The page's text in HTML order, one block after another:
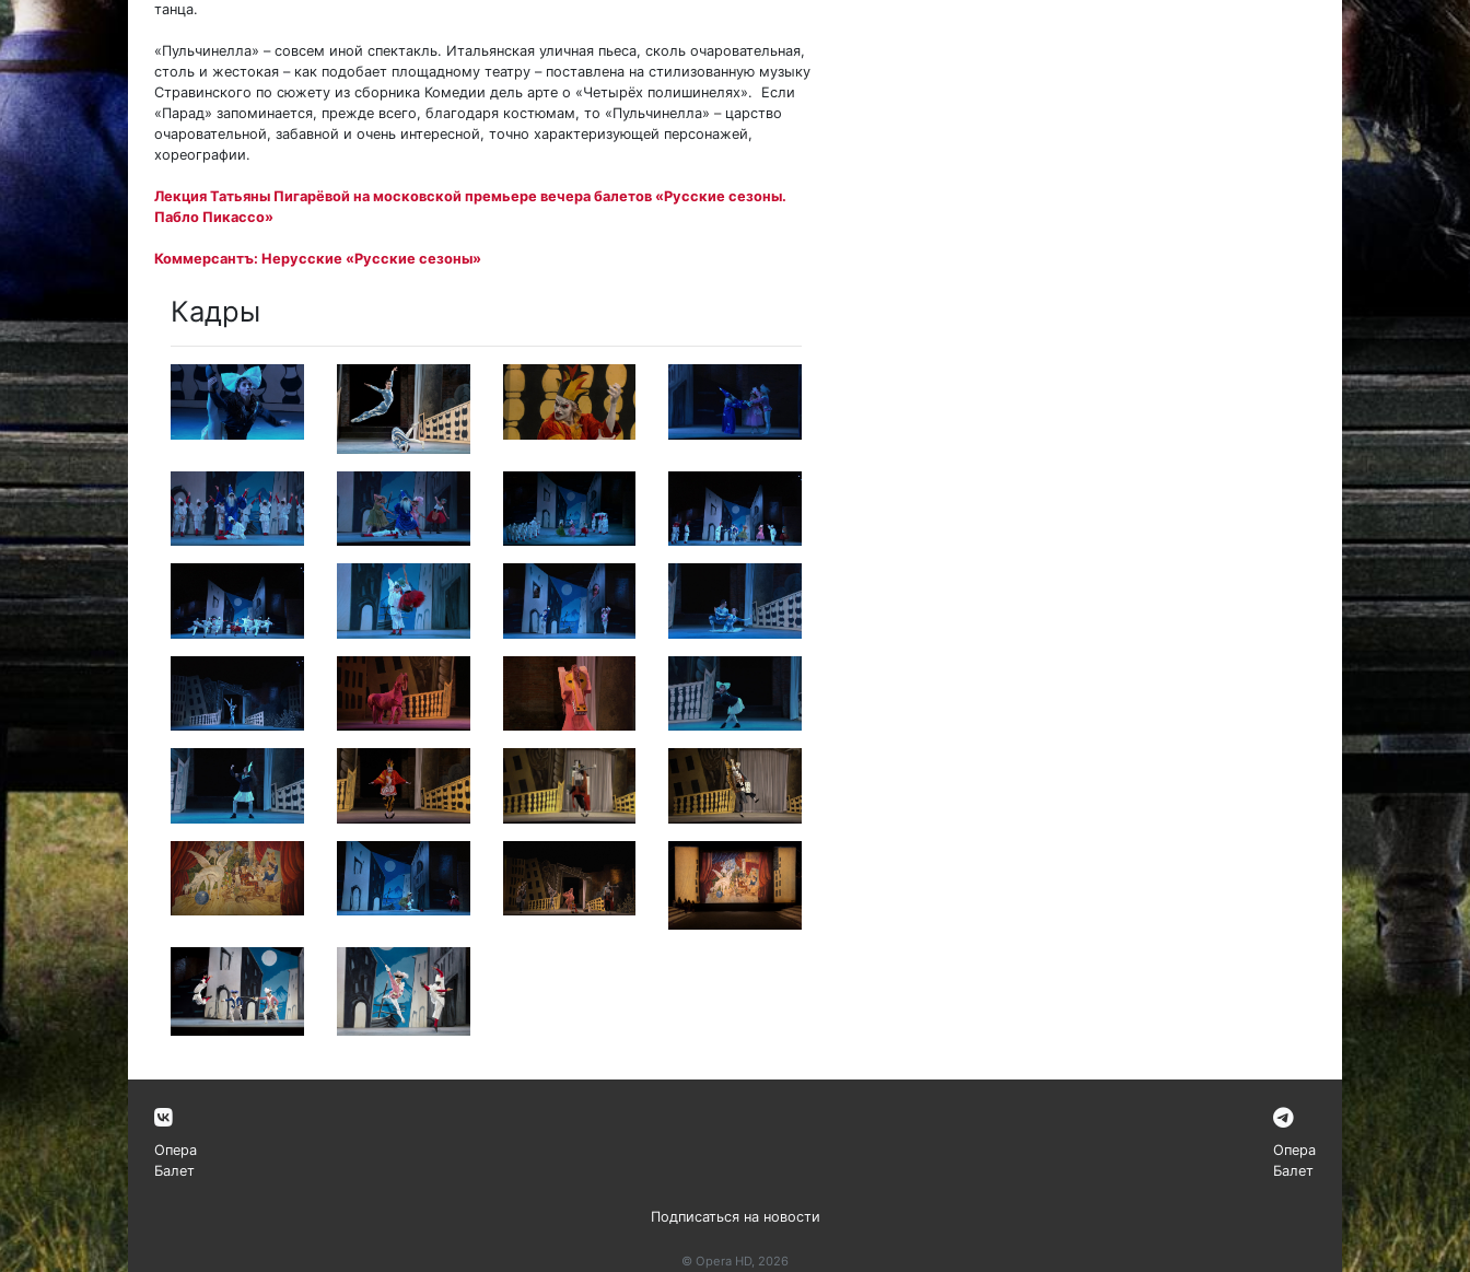
танца.
«Пульчинелла» – совсем иной спектакль. Итальянская уличная пьеса, сколь очаровательная,
столь и жестокая – как подобает площадному театру – поставлена на стилизованную музыку
Стравинского по сюжету из сборника Комедии дель арте о «Четырёх полишинелях». Если
«Парад» запоминается, прежде всего, благодаря костюмам, то «Пульчинелла» – царство
очаровательной, забавной и очень интересной, точно характеризующей персонажей,
хореографии.
Лекция Татьяны Пигарёвой на московской премьере вечера балетов «Русские сезоны.
Пабло Пикассо»
Коммерсантъ: Нерусские «Русские сезоны»
Кадры
Опера
Балет
Опера
Балет
Подписаться на новости
© Opera HD, 2026